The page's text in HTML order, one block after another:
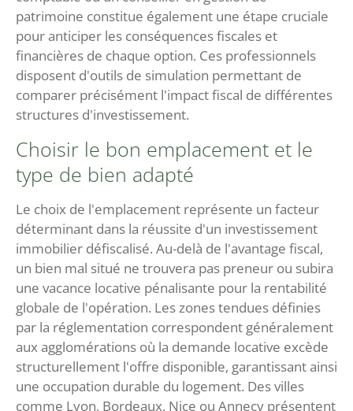
patrimoine constitue également une étape cruciale
pour anticiper les conséquences fiscales et
financières de chaque option. Ces professionnels
disposent d'outils de simulation permettant de
comparer précisément l'impact fiscal de différentes
structures d'investissement.
Choisir le bon emplacement et le
type de bien adapté
Le choix de l'emplacement représente un facteur
déterminant dans la réussite d'un investissement
immobilier défiscalisé. Au-delà de l'avantage fiscal,
un bien mal situé ne trouvera pas preneur ou subira
une vacance locative pénalisante pour la rentabilité
globale de l'opération. Les zones tendues définies
par la réglementation correspondent généralement
aux agglomérations où la demande locative excède
structurellement l'offre disponible, garantissant ainsi
une occupation durable du logement. Des villes
comme Lyon, Bordeaux, Nice ou Annecy présentent